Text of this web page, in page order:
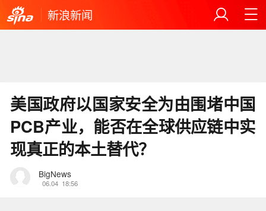
新浪新闻
美国政府以国家安全为由围堵中国
PCB产业，能否在全球供应链中实
现真正的本土替代？
BigNews
06.04 18:56